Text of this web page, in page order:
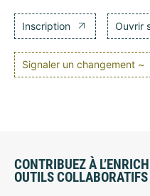
Inscription Ouvrir
Signaler un changement ~
CONTRIBUEZ À
OUTILS COLLABORATIFS